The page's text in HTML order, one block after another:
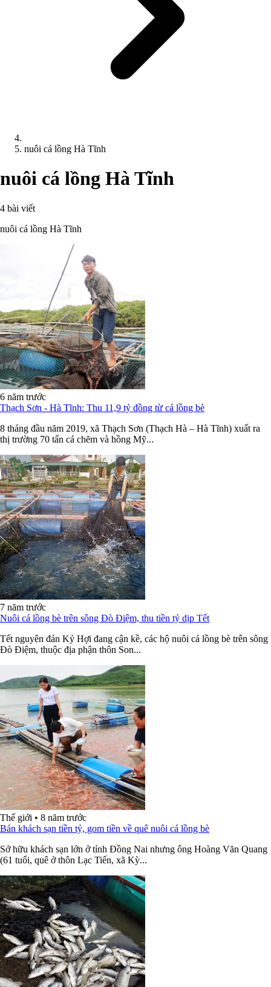
nuôi cá lồng Hà Tĩnh
nuôi cá lồng Hà Tĩnh
4 bài viết
nuôi cá lồng Hà Tĩnh
6 năm trước
Thạch Sơn - Hà Tĩnh: Thu 11,9 tỷ đồng từ cá lồng bè
8 tháng đầu năm 2019, xã Thạch Sơn (Thạch Hà – Hà Tĩnh) xuất ra
thị trường 70 tấn cá chẽm và hồng Mỹ...
7 năm trước
Nuôi cá lồng bè trên sông Đò Điệm, thu tiền tỷ dịp Tết
Tết nguyên đán Kỷ Hợi đang cận kề, các hộ nuôi cá lồng bè trên sông
Đò Điệm, thuộc địa phận thôn Son...
Thế giới • 8 năm trước
Bán khách sạn tiền tỷ, gom tiền về quê nuôi cá lồng bè
Sở hữu khách sạn lớn ở tỉnh Đồng Nai nhưng ông Hoàng Văn Quang
(61 tuổi, quê ở thôn Lạc Tiến, xã Kỳ...